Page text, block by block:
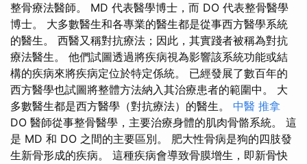
整骨療法醫師。 MD 代表醫學博士，而 DO 代表整骨醫學
博士。 大多數醫生和各專業的醫生都是從事西方醫學系統
的醫生。 西醫又稱對抗療法；因此，其實踐者被稱為對抗
療法醫生。 他們試圖透過將疾病視為影響該系統功能或結
構的疾病來將疾病定位於特定係統。 已經發展了數百年的
西方醫學也試圖將整體方法納入其治療患者的範圍中。 大
多數醫生都是西方醫學（對抗療法）的醫生。 中醫 推拿
DO 醫師從事整骨醫學，主要治療身體的肌肉骨骼系統。 這
是 MD 和 DO 之間的主要區別。 肥大性骨病是狗的四肢發
生新骨形成的疾病。 這種疾病會導致骨膜增生，即新骨快